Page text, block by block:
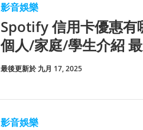
影音娛樂
Spotify 信用卡優惠有
個人/家庭/學生介紹
最後更新於 九月 17, 2025
影音娛樂